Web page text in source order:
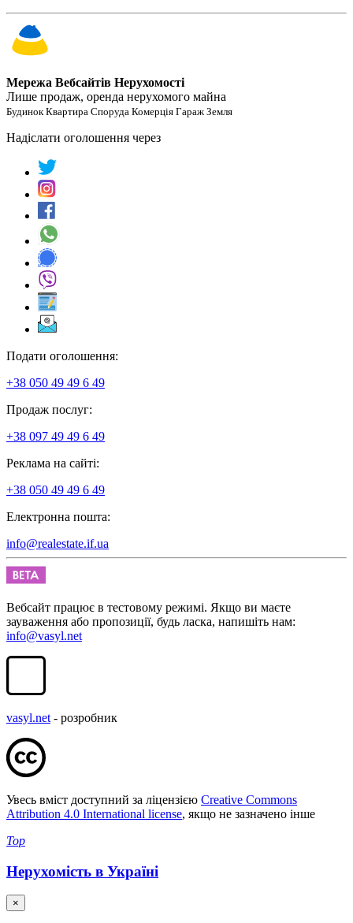
Мережа Вебсайтів Нерухомості
Лише продаж, оренда нерухомого майна
Будинок Квартира Споруда Комерція Гараж Земля
Надіслати оголошення через
Подати оголошення:
+38 050 49 49 6 49
Продаж послуг:
+38 097 49 49 6 49
Реклама на сайті:
+38 050 49 49 6 49
Електронна пошта:
info@realestate.if.ua
Вебсайт працює в тестовому режимі. Якщо ви маєте
зауваження або пропозиції, будь ласка, напишіть нам:
info@vasyl.net
vasyl.net - розробник
Увесь вміст доступний за ліцензією Creative Commons
Attribution 4.0 International license, якщо не зазначено інше
Top
Нерухомість в Україні
×